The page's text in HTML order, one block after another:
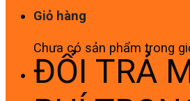
Giỏ hàng
Chưa có sản phẩm trong
ĐỔI TRẢ